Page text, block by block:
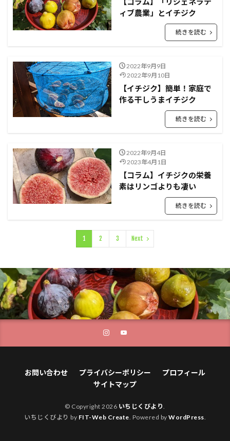
ィブ農業」とイチジク
続きを読む
2022年9月9日
2022年9月10日
【イチジク】簡単！家庭で
作る干しうまイチジク
続きを読む
2022年9月4日
2023年4月1日
【コラム】イチジクの栄養
素はリンゴよりも凄い
続きを読む
1 2 3 Next
お問い合わせ プライバシーポリシー
プロフィール
サイトマップ
© Copyright 2026 いちじくびより.
いちじくびより by FIT-Web Create. Powered by WordPress.